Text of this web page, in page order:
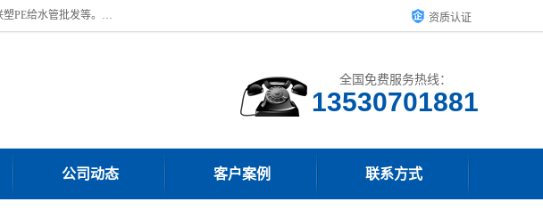
深圳市宝安区沙井街道浩丰胶管商行主营产品：联塑批发、联塑管批发、联塑总代理、联塑总经销、联塑HDPE波纹管批发、联塑PE给水管批发等。凭借服务以及多年的勤奋拼搏，发展成为一家销售各种管材管件，绝缘电工套管及配件等系列产品的贸易公司。公司秉承“顾客至上，锐意进取”的经营理念，坚持“客户至上”原则为广大客户提供的服务。欢迎惠顾！ 资质认证
全国免费服务热线：
公司动态 客户案例 联系方式